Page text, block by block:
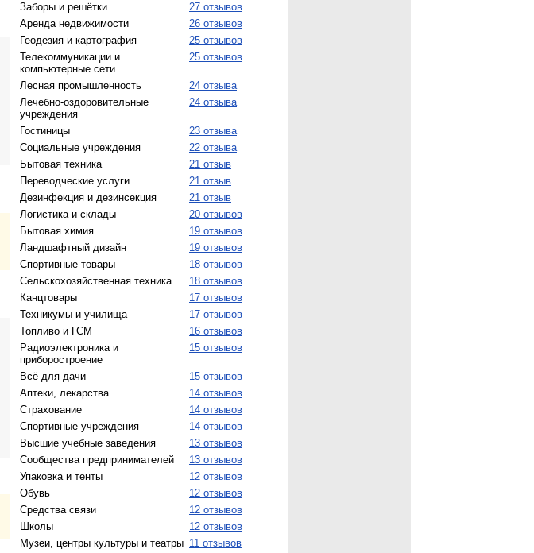
Заборы и решётки
27 отзывов
Аренда недвижимости
26 отзывов
Геодезия и картография
25 отзывов
Телекоммуникации и
компьютерные сети
25 отзывов
Лесная промышленность
24 отзыва
Лечебно-оздоровительные
учреждения
24 отзыва
Гостиницы
23 отзыва
Социальные учреждения
22 отзыва
Бытовая техника
21 отзыв
Переводческие услуги
21 отзыв
Дезинфекция и дезинсекция
21 отзыв
Логистика и склады
20 отзывов
Бытовая химия
19 отзывов
Ландшафтный дизайн
19 отзывов
Спортивные товары
18 отзывов
Сельскохозяйственная техника
18 отзывов
Канцтовары
17 отзывов
Техникумы и училища
17 отзывов
Топливо и ГСМ
16 отзывов
Радиоэлектроника и
приборостроение
15 отзывов
Всё для дачи
15 отзывов
Аптеки, лекарства
14 отзывов
Страхование
14 отзывов
Спортивные учреждения
14 отзывов
Высшие учебные заведения
13 отзывов
Сообщества предпринимателей
13 отзывов
Упаковка и тенты
12 отзывов
Обувь
12 отзывов
Средства связи
12 отзывов
Школы
12 отзывов
Музеи, центры культуры и театры 11 отзывов